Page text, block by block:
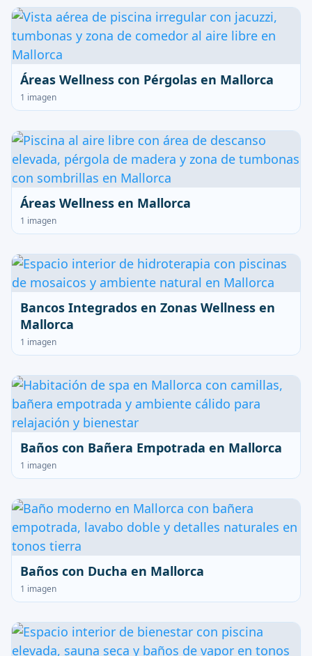
Áreas Wellness con Pérgolas en Mallorca
1 imagen
Áreas Wellness en Mallorca
1 imagen
Bancos Integrados en Zonas Wellness en
Mallorca
1 imagen
Baños con Bañera Empotrada en Mallorca
1 imagen
Baños con Ducha en Mallorca
1 imagen